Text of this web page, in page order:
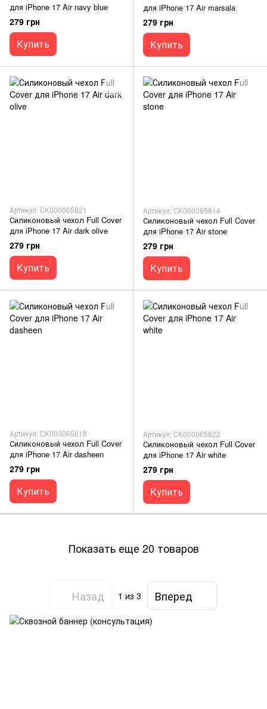
для iPhone 17 Air navy blue
279 грн
Купить
для iPhone 17 Air marsala
279 грн
Купить
Артикул: СК000065821
Силиконовый чехол Full Cover
для iPhone 17 Air dark olive
279 грн
Купить
Артикул: СК000065814
Силиконовый чехол Full Cover
для iPhone 17 Air stone
279 грн
Купить
Артикул: СК000065818
Силиконовый чехол Full Cover
для iPhone 17 Air dasheen
279 грн
Купить
Артикул: СК000065822
Силиконовый чехол Full Cover
для iPhone 17 Air white
279 грн
Купить
Показать еще 20 товаров
Назад 1 из 3 Вперед